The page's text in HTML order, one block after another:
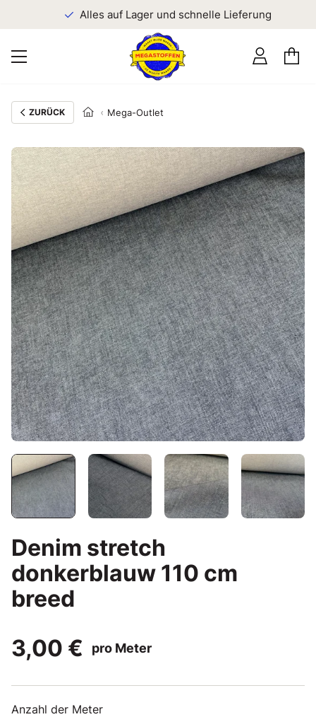
Alles auf Lager und schnelle Lieferung
ZURÜCK Mega-Outlet
Denim stretch
donkerblauw 110 cm
breed
3,00 €
pro Meter
Anzahl der Meter